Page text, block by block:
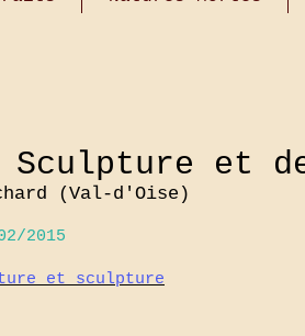
Sculpture et
(Val-d'Oise)
2015
et sculpture